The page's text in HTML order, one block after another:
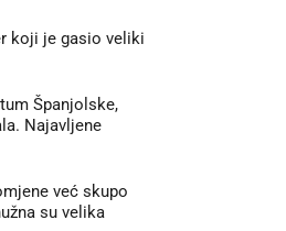
koji je gasio veliki
Španjolske,
Najavljene
već skupo
su velika